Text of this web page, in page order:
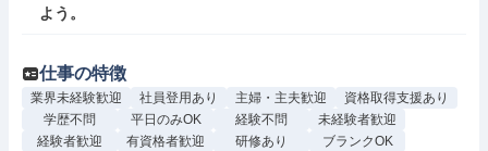
よう。
仕事の特徴
業界未経験歓迎 社員登用あり 主婦・主夫歓迎
資格取得支援あり
学歴不問
平日のみOK 経験不問
未経験者歓迎
経験者歓迎
有資格者歓迎 研修あり
ブランクOK